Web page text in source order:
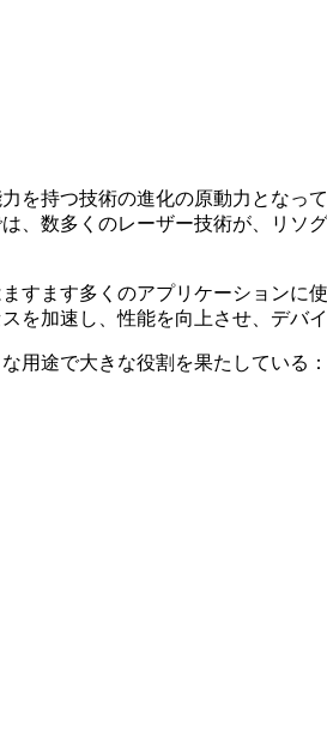
を持つ技術の進化の原動力となっ
、数多くのレーザー技術が、リソ
すます多くのアプリケーション
を加速し、性能を向上させ、デバ
用途で大きな役割を果たしている：